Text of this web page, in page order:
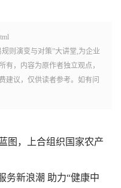
则演变与对策”大讲堂,为企业
有，内容为原作者独立观点，
建议，仅供读者参考。如有问
图，上合组织国家农产
务新浪潮 助力“健康中